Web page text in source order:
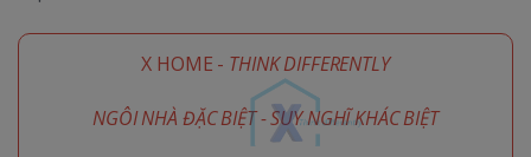
X HOME - THINK DIFFERENTLY
NGÔI NHÀ ĐẶC BIỆT - SUY NGHĨ KHÁC BIỆT